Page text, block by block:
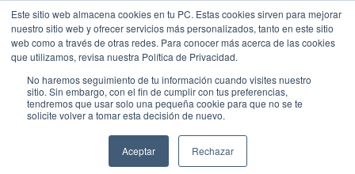
Este sitio web almacena cookies en tu PC. Estas cookies sirven para mejorar
nuestro sitio web y ofrecer servicios más personalizados, tanto en este sitio
web como a través de otras redes. Para conocer más acerca de las cookies
que utilizamos, revisa nuestra Política de Privacidad.
No haremos seguimiento de tu información cuando visites nuestro
sitio. Sin embargo, con el fin de cumplir con tus preferencias,
tendremos que usar solo una pequeña cookie para que no se te
solicite volver a tomar esta decisión de nuevo.
Aceptar Rechazar
Nombre
Camioneta agrícola••